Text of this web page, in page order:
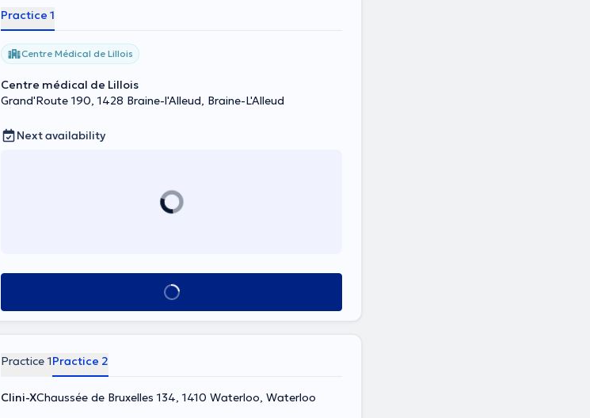
Practice 1
Centre Médical de Lillois
Centre médical de Lillois
Grand'Route 190, 1428 Braine-l'Alleud, Braine-L'Alleud
Next availability
See all
Practice 1Practice 2
Clini-XChaussée de Bruxelles 134, 1410 Waterloo, Waterloo